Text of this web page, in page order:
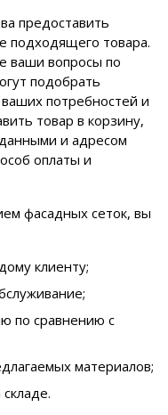
предоставить
подходящего товара.
ваши вопросы по
подобрать
потребностей и
товар в корзину,
и адресом
оплаты и
фасадных сеток, вы
клиенту;
по сравнению с
материалов;